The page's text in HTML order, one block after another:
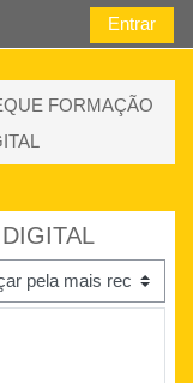
Entrar
FORMAÇÃO